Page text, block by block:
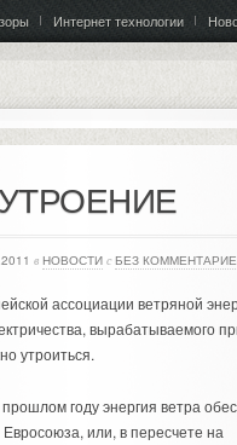
Интернет технологии
в НОВОСТИ с БЕЗ
ассоциации ветряной
вырабатываемого
утроиться.
году энергия ветра
или, в пересчете на